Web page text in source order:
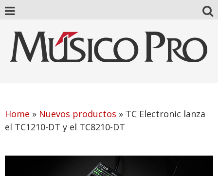
Home » Nuevos productos » TC Electronic lanza
el TC1210-DT y el TC8210-DT